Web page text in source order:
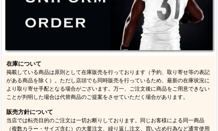
在庫について
掲載している商品は原則として在庫販売を行っております（予約、取り寄せ等の表記
がある商品を除く）。ただし店頭でも同時販売を行っているため、最新の在庫状況に
より取り寄せ手配となる場合がございます。万一、ご注文後に商品をご用意できない
ことが判明した場合は代替商品のご提案をさせていただく場合があります。
販売方針について
当店では転売目的のご注文は一切お断りしております。同じお客様による同一商品
（複数カラー・サイズ含む）の大量注文、繰り返し注文、買い占め行為など通常使用